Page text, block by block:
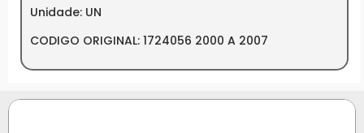
Unidade: UN
CODIGO ORIGINAL: 1724056 2000 A 2007